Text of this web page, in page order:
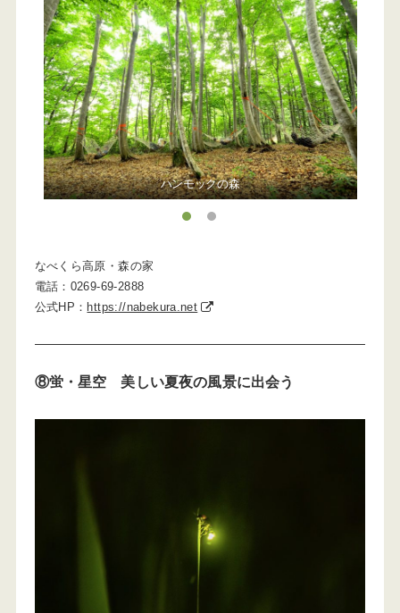
見上げた先に広がる緑のカーテン
なべくら高原・森の家
電話：0269-69-2888
公式HP： https://nabekura.net
⑧蛍・星空 美しい夏夜の風景に出会う